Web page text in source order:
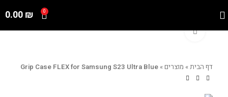
0
0.00₪
Click to enlarge
דף הבית» מוצרים»
Grip Case FLEX for Samsung S23 Ultra Blue